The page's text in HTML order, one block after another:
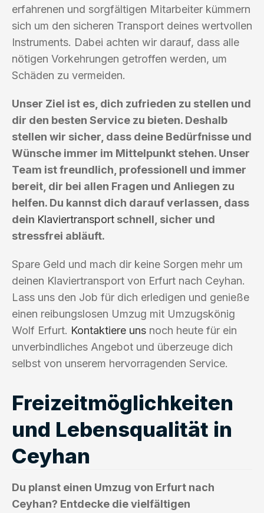
erfahrenen und sorgfältigen Mitarbeiter kümmern
sich um den sicheren Transport deines wertvollen
Instruments. Dabei achten wir darauf, dass alle
nötigen Vorkehrungen getroffen werden, um
Schäden zu vermeiden.
Unser Ziel ist es, dich zufrieden zu stellen und
dir den besten Service zu bieten. Deshalb
stellen wir sicher, dass deine Bedürfnisse und
Wünsche immer im Mittelpunkt stehen. Unser
Team ist freundlich, professionell und immer
bereit, dir bei allen Fragen und Anliegen zu
helfen. Du kannst dich darauf verlassen, dass
dein Klaviertransport schnell, sicher und
stressfrei abläuft.
Spare Geld und mach dir keine Sorgen mehr um
deinen Klaviertransport von Erfurt nach Ceyhan.
Lass uns den Job für dich erledigen und genieße
einen reibungslosen Umzug mit Umzugskönig
Wolf Erfurt. Kontaktiere uns noch heute für ein
unverbindliches Angebot und überzeuge dich
selbst von unserem hervorragenden Service.
Freizeitmöglichkeiten
und Lebensqualität in
Ceyhan
Du planst einen Umzug von Erfurt nach
Ceyhan? Entdecke die vielfältigen